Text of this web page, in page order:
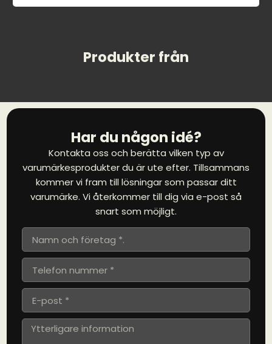
Produkter från
Har du någon idé?
Kontakta oss och berätta vilken typ av
varumärkesprodukter du är ute efter. Tillsammans
kommer vi fram till lösningar som passar ditt
varumärke. Vi återkommer till dig via e-post så
snart som möjligt.